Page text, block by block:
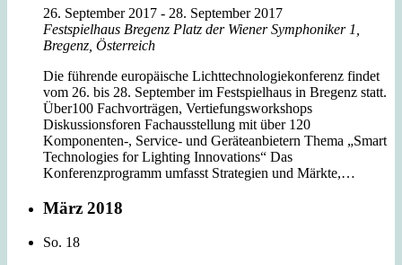
26. September 2017 - 28. September 2017
Festspielhaus Bregenz Platz der Wiener Symphoniker 1,
Bregenz, Österreich
Die führende europäische Lichttechnologiekonferenz findet
vom 26. bis 28. September im Festspielhaus in Bregenz statt.
Über100 Fachvorträgen, Vertiefungsworkshops
Diskussionsforen Fachausstellung mit über 120
Komponenten-, Service- und Geräteanbietern Thema „Smart
Technologies for Lighting Innovations“ Das
Konferenzprogramm umfasst Strategien und Märkte,…
März 2018
So. 18